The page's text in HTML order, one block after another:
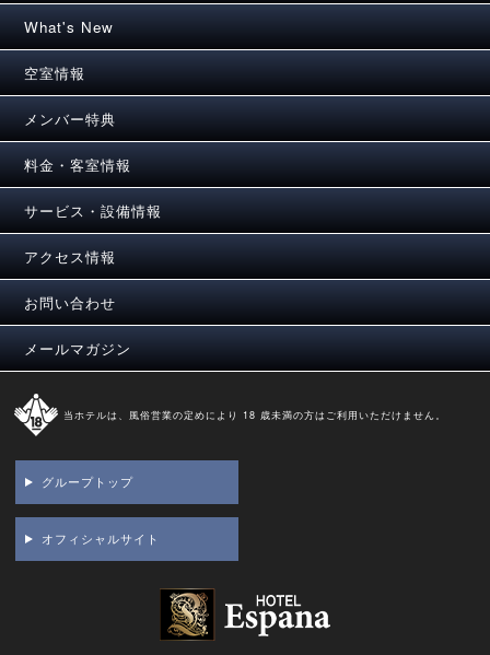
What's New
空室情報
メンバー特典
料金・客室情報
サービス・設備情報
アクセス情報
お問い合わせ
メールマガジン
当ホテルは、風俗営業の定めにより 18 歳未満の方はご利用いただけません。
グループトップ
オフィシャルサイト